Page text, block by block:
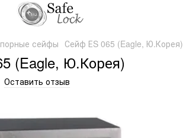
сейфы Сейф ЕS 065 (Eagle, Ю.Корея)
(Eagle, Ю.Корея)
Оставить отзыв